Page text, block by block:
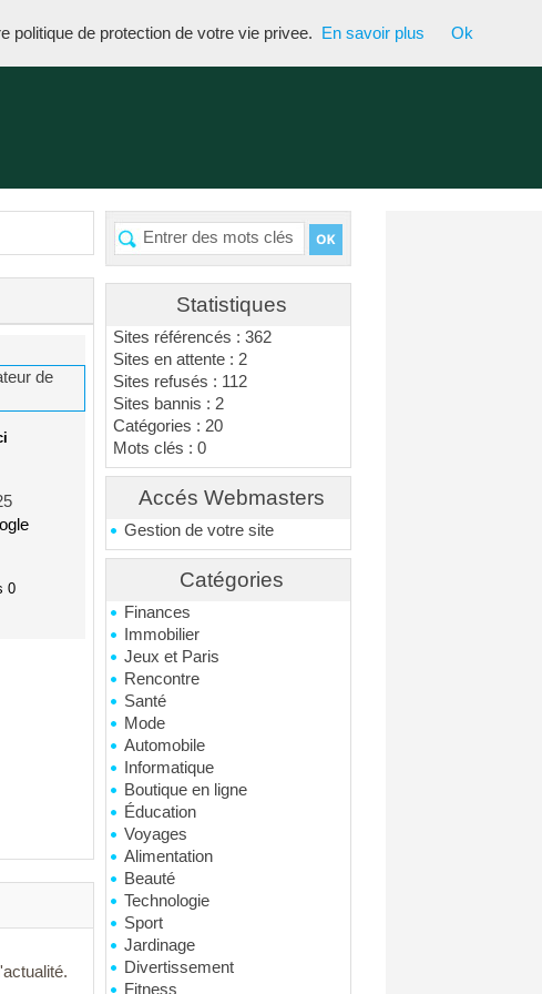
Statistiques
Sites référencés : 362
Sites en attente : 2
Sites refusés : 112
Sites bannis : 2
Catégories : 20
Mots clés : 0
Accés Webmasters
Gestion de votre site
Catégories
Finances
Immobilier
Jeux et Paris
Rencontre
Santé
Mode
Automobile
Informatique
Boutique en ligne
Éducation
Voyages
Alimentation
Beauté
Technologie
Sport
Jardinage
Divertissement
Fitness
0
politique de protection de votre vie privee. En savoir plus Ok